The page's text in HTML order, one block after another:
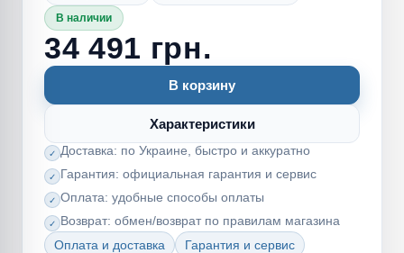
В наличии
34 491 грн.
В корзину
Характеристики
Доставка: по Украине, быстро и аккуратно
Гарантия: официальная гарантия и сервис
Оплата: удобные способы оплаты
Возврат: обмен/возврат по правилам магазина
Оплата и доставка
Гарантия и сервис